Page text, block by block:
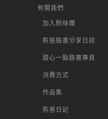
有關我們
加入粉絲團
熊爸臉書分享日誌
甜心一點臉書專頁
消費方式
作品集
熊爸日記